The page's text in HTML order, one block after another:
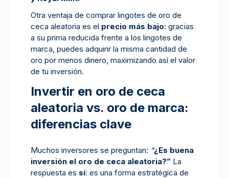
Otra ventaja de comprar lingotes de oro de
ceca aleatoria es el precio más bajo: gracias
a su prima reducida frente a los lingotes de
marca, puedes adquirir la misma cantidad de
oro por menos dinero, maximizando así el valor
de tu inversión.
Invertir en oro de ceca
aleatoria vs. oro de marca:
diferencias clave
Muchos inversores se preguntan: “¿Es buena
inversión el oro de ceca aleatoria?” La
respuesta es sí: es una forma estratégica de